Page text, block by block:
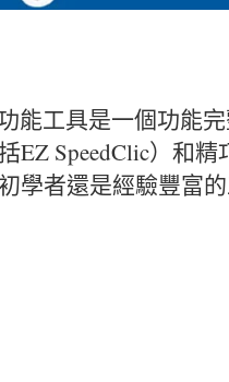
能工具是一個功能
EZ SpeedClic）和
學者還是經驗豐富